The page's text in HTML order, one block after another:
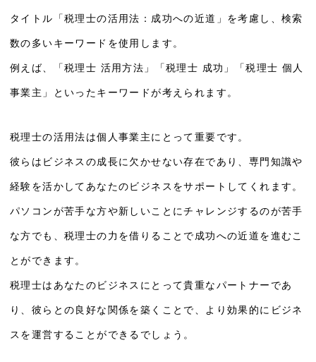
タイトル「税理士の活用法：成功への近道」を考慮し、検索
数の多いキーワードを使用します。
例えば、「税理士 活用方法」「税理士 成功」「税理士 個人
事業主」といったキーワードが考えられます。
税理士の活用法は個人事業主にとって重要です。
彼らはビジネスの成長に欠かせない存在であり、専門知識や
経験を活かしてあなたのビジネスをサポートしてくれます。
パソコンが苦手な方や新しいことにチャレンジするのが苦手
な方でも、税理士の力を借りることで成功への近道を進むこ
とができます。
税理士はあなたのビジネスにとって貴重なパートナーであ
り、彼らとの良好な関係を築くことで、より効果的にビジネ
スを運営することができるでしょう。